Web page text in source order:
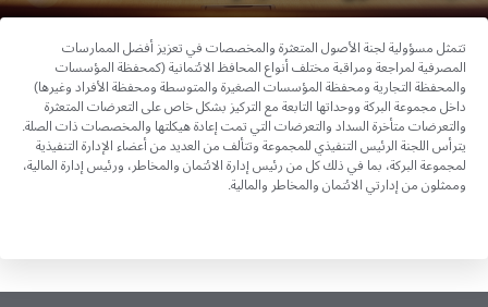
التمويلات الاجتماعية و المستدامة
الحوكمة الإدارية
المركز الاعلامي
بيانات الإتصال
تتمثل مسؤولية لجنة الأصول المتعثرة والمخصصات في تعزيز أفضل الممارسات
المصرفية لمراجعة ومراقبة مختلف أنواع المحافظ الائتمانية (كمحفظة المؤسسات
والمحفظة التجارية ومحفظة المؤسسات الصغيرة والمتوسطة ومحفظة الأفراد وغيرها)
داخل مجموعة البركة ووحداتها التابعة مع التركيز بشكل خاص على التعرضات المتعثرة
والتعرضات متأخرة السداد والتعرضات التي تمت إعادة هيكلتها والمخصصات ذات الصلة.
يترأس اللجنة الرئيس التنفيذي للمجموعة وتتألف من العديد من أعضاء الإدارة التنفيذية
لمجموعة البركة، بما في ذلك كل من رئيس إدارة الائتمان والمخاطر، ورئيس إدارة المالية،
وممثلون من إدارتي الائتمان والمخاطر والمالية.